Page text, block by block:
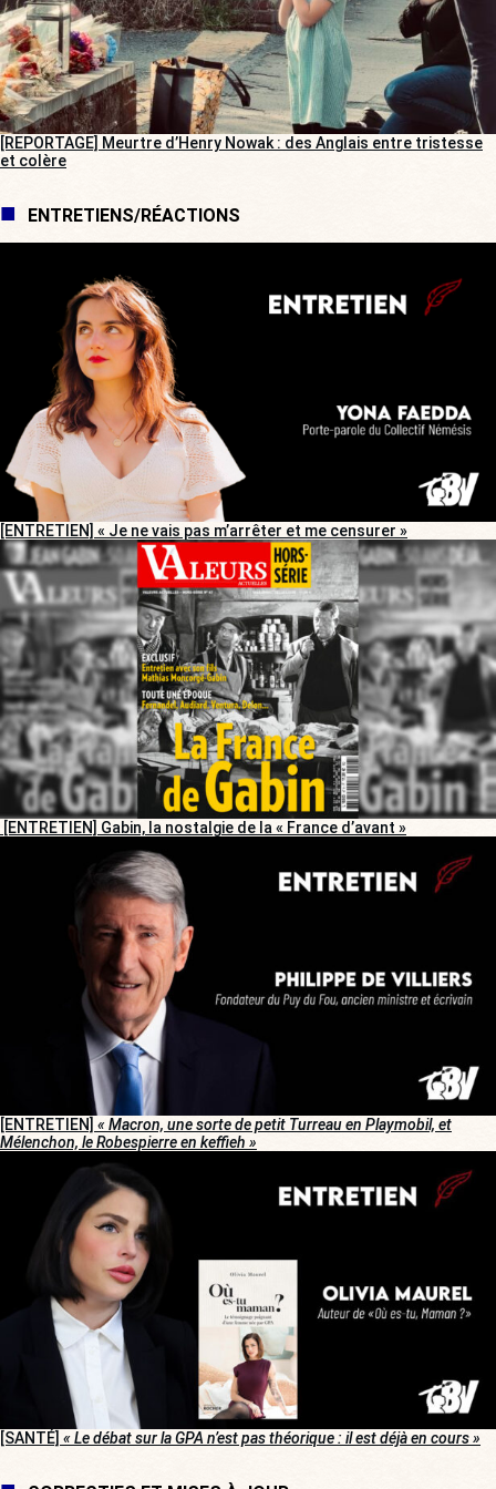
[REPORTAGE] Meurtre d’Henry Nowak : des Anglais entre tristesse
et colère
ENTRETIENS/RÉACTIONS
[ENTRETIEN] « Je ne vais pas m’arrêter et me censurer »
[ENTRETIEN] Gabin, la nostalgie de la « France d’avant »
[ENTRETIEN] « Macron, une sorte de petit Turreau en Playmobil, et
Mélenchon, le Robespierre en keffieh »
[SANTÉ] « Le débat sur la GPA n’est pas théorique : il est déjà en cours »